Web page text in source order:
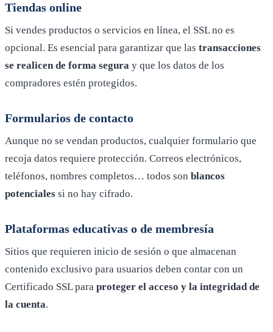
Tiendas online
Si vendes productos o servicios en línea, el SSL no es
opcional. Es esencial para garantizar que las transacciones
se realicen de forma segura y que los datos de los
compradores estén protegidos.
Formularios de contacto
Aunque no se vendan productos, cualquier formulario que
recoja datos requiere protección. Correos electrónicos,
teléfonos, nombres completos… todos son blancos
potenciales si no hay cifrado.
Plataformas educativas o de membresía
Sitios que requieren inicio de sesión o que almacenan
contenido exclusivo para usuarios deben contar con un
Certificado SSL para proteger el acceso y la integridad de
la cuenta.